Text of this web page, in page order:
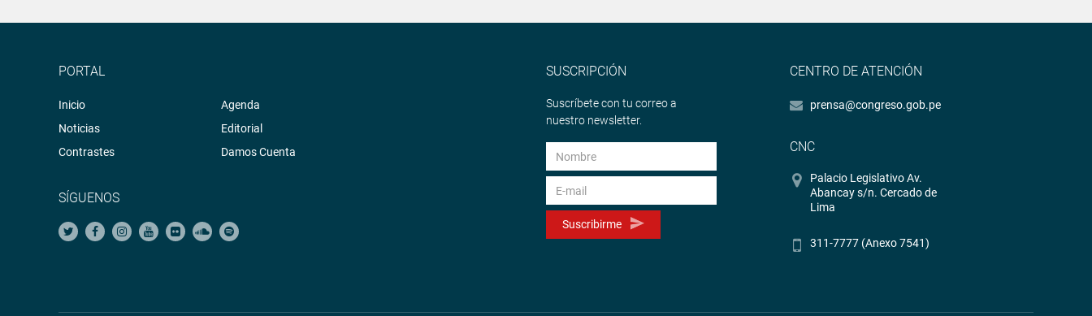
PORTAL
Inicio
Noticias
Contrastes
Agenda
Editorial
Damos Cuenta
SÍGUENOS
SUSCRIPCIÓN
Suscríbete con tu correo a
nuestro newsletter.
Suscribirme
CENTRO DE ATENCIÓN
prensa@congreso.gob.pe
CNC
Palacio Legislativo Av.
Abancay s/n. Cercado de
Lima
311-7777 (Anexo 7541)